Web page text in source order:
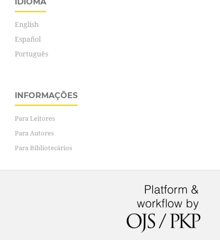
English
Español
Português
INFORMAÇÕES
Para Leitores
Para Autores
Para Bibliotecários